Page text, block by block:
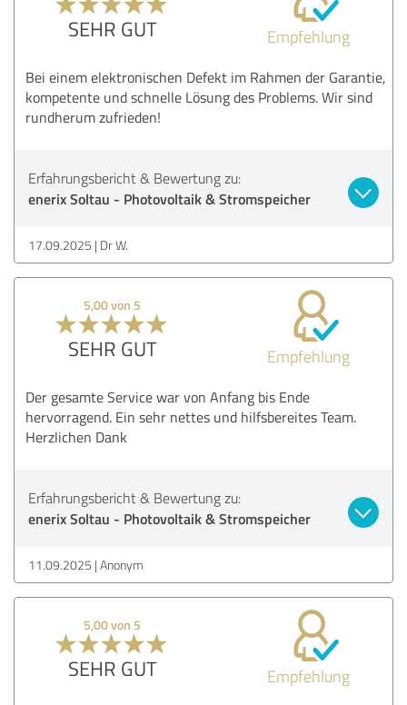
SEHR GUT Empfehlung
Bei einem elektronischen Defekt im Rahmen der Garantie,
kompetente und schnelle Lösung des Problems. Wir sind
rundherum zufrieden!
Erfahrungsbericht & Bewertung zu:
enerix Soltau - Photovoltaik & Stromspeicher
17.09.2025 Dr W.
5,00 von 5
SEHR GUT Empfehlung
Der gesamte Service war von Anfang bis Ende
hervorragend. Ein sehr nettes und hilfsbereites Team.
Herzlichen Dank
Erfahrungsbericht & Bewertung zu:
enerix Soltau - Photovoltaik & Stromspeicher
11.09.2025 Anonym
5,00 von 5
SEHR GUT Empfehlung